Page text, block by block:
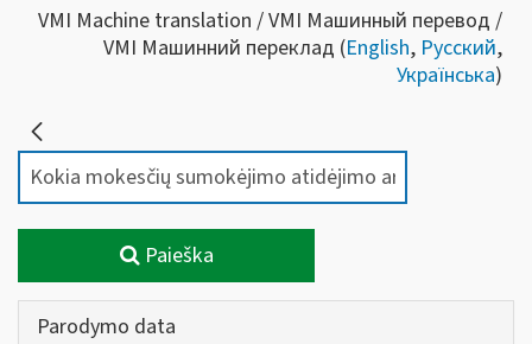
VMI Machine translation / VMI Машинный перевод /
VMI Машинний переклад (English, Русский,
Українська)
Paieška
Parodymo data